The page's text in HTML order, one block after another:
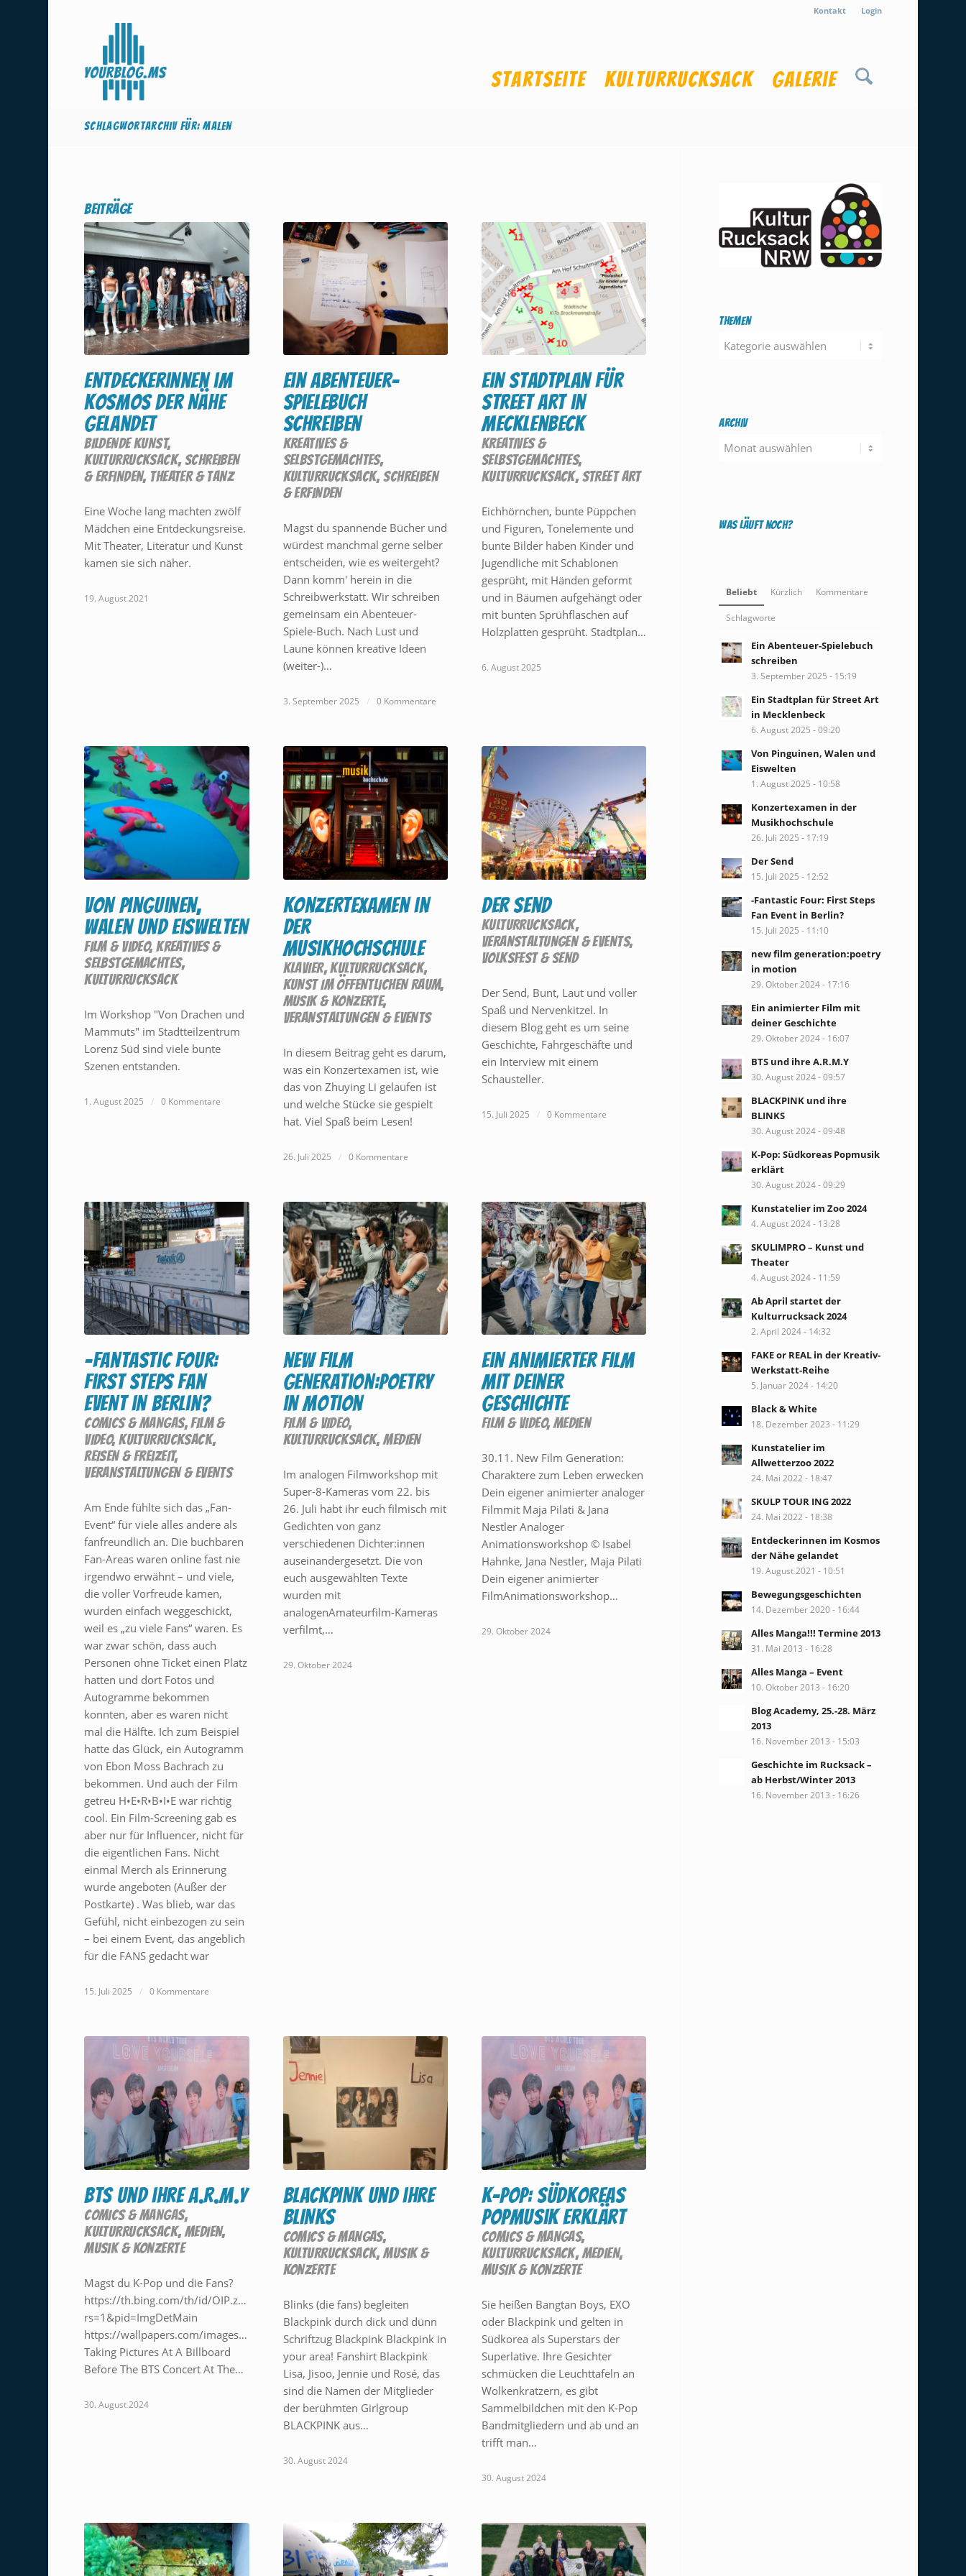
Kontakt Login
Startseite Kulturrucksack Galerie
Schlagwortarchiv für: Malen
Beiträge
Entdeckerinnen im
Kosmos der Nähe
gelandet
BILDENDE KUNST,
KULTURRUCKSACK, SCHREIBEN
& ERFINDEN, THEATER & TANZ
Eine Woche lang machten zwölf
Mädchen eine Entdeckungsreise.
Mit Theater, Literatur und Kunst
kamen sie sich näher.
19. August 2021
Ein Abenteuer-
Spielebuch
schreiben
KREATIVES &
SELBSTGEMACHTES,
KULTURRUCKSACK,SCHREIBEN
& ERFINDEN
Magst du spannende Bücher und
würdest manchmal gerne selber
entscheiden, wie es weitergeht?
Dann komm' herein in die
Schreibwerkstatt. Wir schreiben
gemeinsam ein Abenteuer-
Spiele-Buch. Nach Lust und
Laune können kreative Ideen
(weiter-)…
3. September 2025 / 0 Kommentare
Ein Stadtplan für
Street Art in
Mecklenbeck
KREATIVES &
SELBSTGEMACHTES,
KULTURRUCKSACK, STREET ART
Eichhörnchen, bunte Püppchen
und Figuren, Tonelemente und
bunte Bilder haben Kinder und
Jugendliche mit Schablonen
gesprüht, mit Händen geformt
und in Bäumen aufgehängt oder
mit bunten Sprühflaschen auf
Holzplatten gesprüht. Stadtplan…
6. August 2025
Von Pinguinen,
Walen und Eiswelten
FILM & VIDEO,KREATIVES &
SELBSTGEMACHTES,
KULTURRUCKSACK
Im Workshop "Von Drachen und
Mammuts" im Stadtteilzentrum
Lorenz Süd sind viele bunte
Szenen entstanden.
1. August 2025 / 0 Kommentare
Konzertexamen in
der
Musikhochschule
KLAVIER,KULTURRUCKSACK,
KUNST IM ÖFFENTLICHEN RAUM,
MUSIK & KONZERTE,
VERANSTALTUNGEN & EVENTS
In diesem Beitrag geht es darum,
was ein Konzertexamen ist, wie
das von Zhuying Li gelaufen ist
und welche Stücke sie gespielt
hat. Viel Spaß beim Lesen!
26. Juli 2025 / 0 Kommentare
Der Send
KULTURRUCKSACK,
VERANSTALTUNGEN & EVENTS,
VOLKSFEST & SEND
Der Send, Bunt, Laut und voller
Spaß und Nervenkitzel. In
diesem Blog geht es um seine
Geschichte, Fahrgeschäfte und
ein Interview mit einem
Schausteller.
15. Juli 2025 / 0 Kommentare
-Fantastic Four:
First Steps Fan
Event in Berlin?
COMICS & MANGAS,FILM &
VIDEO,KULTURRUCKSACK,
REISEN & FREIZEIT,
VERANSTALTUNGEN & EVENTS
Am Ende fühlte sich das „Fan-
Event“ für viele alles andere als
fanfreundlich an. Die buchbaren
Fan-Areas waren online fast nie
irgendwo erwähnt – und viele,
die voller Vorfreude kamen,
wurden einfach weggeschickt,
weil es „zu viele Fans“ waren. Es
war zwar schön, dass auch
Personen ohne Ticket einen Platz
hatten und dort Fotos und
Autogramme bekommen
konnten, aber es waren nicht
mal die Hälfte. Ich zum Beispiel
hatte das Glück, ein Autogramm
von Ebon Moss Bachrach zu
bekommen. Und auch der Film
getreu H•E•R•B•I•E war richtig
cool. Ein Film-Screening gab es
aber nur für Influencer, nicht für
die eigentlichen Fans. Nicht
einmal Merch als Erinnerung
wurde angeboten (Außer der
Postkarte) . Was blieb, war das
Gefühl, nicht einbezogen zu sein
– bei einem Event, das angeblich
für die FANS gedacht war
15. Juli 2025 / 0 Kommentare
new film
generation:poetry
in motion
FILM & VIDEO,
KULTURRUCKSACK,MEDIEN
Im analogen Filmworkshop mit
Super-8-Kameras vom 22. bis
26. Juli habt ihr euch filmisch mit
Gedichten von ganz
verschiedenen Dichter:innen
auseinandergesetzt. Die von
euch ausgewählten Texte
wurden mit
analogenAmateurfilm-Kameras
verfilmt,…
29. Oktober 2024
Ein animierter Film
mit deiner
Geschichte
FILM & VIDEO, MEDIEN
30.11. New Film Generation:
Charaktere zum Leben erwecken
Dein eigener animierter analoger
Filmmit Maja Pilati & Jana
Nestler Analoger
Animationsworkshop © Isabel
Hahnke, Jana Nestler, Maja Pilati
Dein eigener animierter
FilmAnimationsworkshop…
29. Oktober 2024
BTS und ihre A.R.M.Y
COMICS & MANGAS,
KULTURRUCKSACK, MEDIEN,
MUSIK & KONZERTE
Magst du K-Pop und die Fans?
https://th.bing.com/th/id/OIP.z_00M1XbFg7Fc2XUq11TOwAAAA?
rs=1&pid=ImgDetMain
https://wallpapers.com/images/featured/sfvkowhia1per8bg.jpg
Taking Pictures At A Billboard
Before The BTS Concert At The…
30. August 2024
BLACKPINK und ihre
BLINKS
COMICS & MANGAS,
KULTURRUCKSACK,MUSIK &
KONZERTE
Blinks (die fans) begleiten
Blackpink durch dick und dünn
Schriftzug Blackpink Blackpink in
your area! Fanshirt Blackpink
Lisa, Jisoo, Jennie und Rosé, das
sind die Namen der Mitglieder
der berühmten Girlgroup
BLACKPINK aus…
30. August 2024
K-Pop: Südkoreas
Popmusik erklärt
COMICS & MANGAS,
KULTURRUCKSACK, MEDIEN,
MUSIK & KONZERTE
Sie heißen Bangtan Boys, EXO
oder Blackpink und gelten in
Südkorea als Superstars der
Superlative. Ihre Gesichter
schmücken die Leuchttafeln an
Wolkenkratzern, es gibt
Sammelbildchen mit den K-Pop
Bandmitgliedern und ab und an
trifft man…
30. August 2024
Themen
Themen
Archiv
Was läuft noch?
Beliebt Kürzlich Kommentare
Schlagworte
Ein Abenteuer-Spielebuch
schreiben
3. September 2025 - 15:19
Ein Stadtplan für Street Art
in Mecklenbeck
6. August 2025 - 09:20
Von Pinguinen, Walen und
Eiswelten
1. August 2025 - 10:58
Konzertexamen in der
Musikhochschule
26. Juli 2025 - 17:19
Der Send
15. Juli 2025 - 12:52
-Fantastic Four: First Steps
Fan Event in Berlin?
15. Juli 2025 - 11:10
new film generation:poetry
in motion
29. Oktober 2024 - 17:16
Ein animierter Film mit
deiner Geschichte
29. Oktober 2024 - 16:07
BTS und ihre A.R.M.Y
30. August 2024 - 09:57
BLACKPINK und ihre
BLINKS
30. August 2024 - 09:48
K-Pop: Südkoreas Popmusik
erklärt
30. August 2024 - 09:29
Kunstatelier im Zoo 2024
4. August 2024 - 13:28
SKULIMPRO – Kunst und
Theater
4. August 2024 - 11:59
Ab April startet der
Kulturrucksack 2024
2. April 2024 - 14:32
FAKE or REAL in der Kreativ-
Werkstatt-Reihe
5. Januar 2024 - 14:20
Black & White
18. Dezember 2023 - 11:29
Kunstatelier im
Allwetterzoo 2022
24. Mai 2022 - 18:47
SKULP TOUR ING 2022
24. Mai 2022 - 18:38
Entdeckerinnen im Kosmos
der Nähe gelandet
19. August 2021 - 10:51
Bewegungsgeschichten
14. Dezember 2020 - 16:44
Alles Manga!!! Termine 2013
31. Mai 2013 - 16:28
Alles Manga – Event
10. Oktober 2013 - 16:20
Blog Academy, 25.-28. März
2013
16. November 2013 - 15:03
Geschichte im Rucksack –
ab Herbst/Winter 2013
16. November 2013 - 16:26